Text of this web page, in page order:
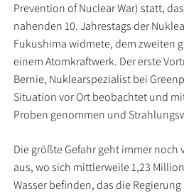
Prevention of Nuclear War) statt,
nahenden 10. Jahrestags der
Fukushima widmete, dem zweiten
einem Atomkraftwerk. Der erste
Bernie, Nuklearspezialist bei
Situation vor Ort beobachtet und
Proben genommen und
Die größte Gefahr geht immer noch
aus, wo sich mittlerweile 1,23
Wasser befinden, das die